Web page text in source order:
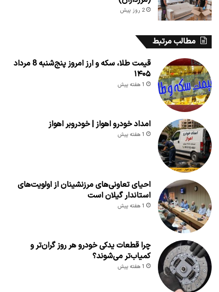
2 روز پیش
مطالب مرتبط
قیمت طلا، سکه و ارز امروز پنج‌شنبه 8 مرداد
۱۴۰۵
1 هفته پیش
امداد خودرو اهواز | خودروبر اهواز
1 هفته پیش
احیای تعاونی‌های مرزنشینان از اولویت‌های
استاندار گیلان است
1 هفته پیش
چرا قطعات یدکی خودرو هر روز گران‌تر و
کمیاب‌تر می‌شوند؟
1 هفته پیش